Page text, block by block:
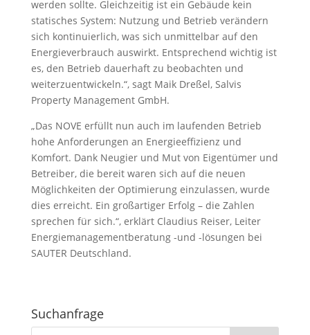
werden sollte. Gleichzeitig ist ein Gebäude kein
statisches System: Nutzung und Betrieb verändern
sich kontinuierlich, was sich unmittelbar auf den
Energieverbrauch auswirkt. Entsprechend wichtig ist
es, den Betrieb dauerhaft zu beobachten und
weiterzuentwickeln.“, sagt Maik Dreßel, Salvis
Property Management GmbH.
„Das NOVE erfüllt nun auch im laufenden Betrieb
hohe Anforderungen an Energieeffizienz und
Komfort. Dank Neugier und Mut von Eigentümer und
Betreiber, die bereit waren sich auf die neuen
Möglichkeiten der Optimierung einzulassen, wurde
dies erreicht. Ein großartiger Erfolg – die Zahlen
sprechen für sich.“, erklärt Claudius Reiser, Leiter
Energiemanagementberatung -und -lösungen bei
SAUTER Deutschland.
Suchanfrage